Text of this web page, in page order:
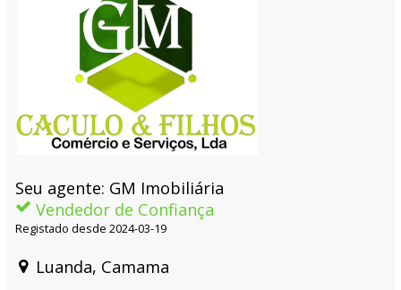
Seu agente: GM Imobiliária
Vendedor de Confiança
Registado desde 2024-03-19
Luanda, Camama